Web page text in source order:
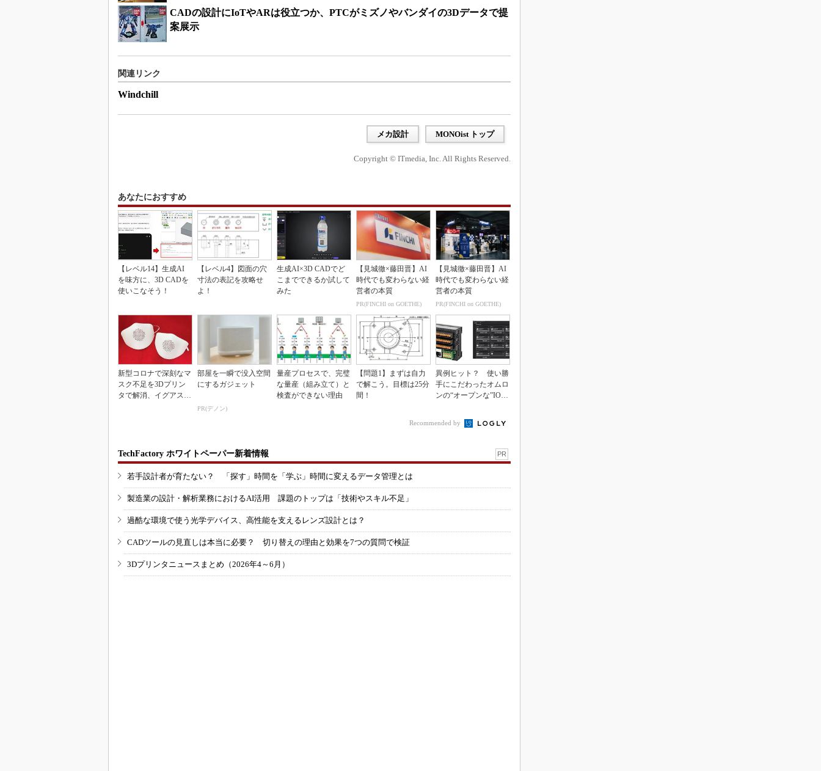
CADの設計にIoTやARは役立つか、PTCがミズノやバンダイの3Dデータで提
案展示
関連リンク
Windchill
メカ設計 MONOist トップ
Copyright © ITmedia, Inc. All Rights Reserved.
あなたにおすすめ
【レベル14】生成AI
を味方に、3D CADを
使いこなそう！
【レベル4】図面の穴
寸法の表記を攻略せ
よ！
生成AI×3D CADでど
こまでできるか試して
みた
【見城徹×藤田晋】AI
時代でも変わらない経
営者の本質
PR(FINCHI on GOETHE)
【見城徹×藤田晋】AI
時代でも変わらない経
営者の本質
PR(FINCHI on GOETHE)
新型コロナで深刻なマ
スク不足を3Dプリン
タで解消、イグアスが
部屋を一瞬で没入空間
にするガジェット
PR(デノン)
量産プロセスで、完璧
な量産（組み立て）と
検査ができない理由
【問題1】まずは自力
で解こう。目標は25分
間！
異例ヒット？ 使い勝
手にこだわったオムロ
ンの“オープンな”IO-L
Recommended by
TechFactory ホワイトペーパー新着情報 PR
若手設計者が育たない？ 「探す」時間を「学ぶ」時間に変えるデータ管理とは
製造業の設計・解析業務におけるAI活用 課題のトップは「技術やスキル不足」
過酷な環境で使う光学デバイス、高性能を支えるレンズ設計とは？
CADツールの見直しは本当に必要？ 切り替えの理由と効果を7つの質問で検証
3Dプリンタニュースまとめ（2026年4～6月）